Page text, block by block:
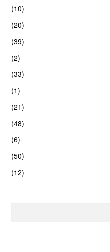
(10)
(20)
(39)
(2)
(33)
(1)
(21)
(48)
(6)
(50)
(12)